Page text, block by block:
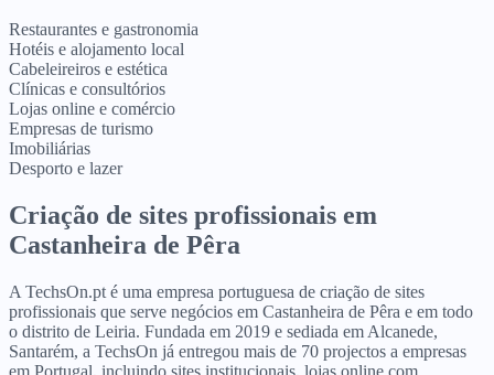
Restaurantes e gastronomia
Hotéis e alojamento local
Cabeleireiros e estética
Clínicas e consultórios
Lojas online e comércio
Empresas de turismo
Imobiliárias
Desporto e lazer
Criação de sites profissionais em
Castanheira de Pêra
A TechsOn.pt é uma empresa portuguesa de criação de sites
profissionais que serve negócios em Castanheira de Pêra e em todo
o distrito de Leiria. Fundada em 2019 e sediada em Alcanede,
Santarém, a TechsOn já entregou mais de 70 projectos a empresas
em Portugal, incluindo sites institucionais, lojas online com